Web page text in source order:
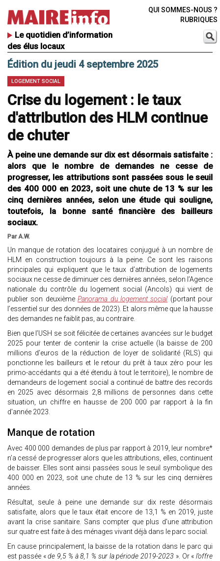
Le quotidien d’information
des élus locaux
QUI SOMMES-NOUS ?
RUBRIQUES
Édition du jeudi 4 septembre 2025
LOGEMENT SOCIAL
Crise du logement : le taux
d'attribution des HLM continue
de chuter
À peine une demande sur dix est désormais satisfaite :
alors que le nombre de demandes ne cesse de
progresser, les attributions sont passées sous le seuil
des 400 000 en 2023, soit une chute de 13 % sur les
cinq dernières années, selon une étude qui souligne,
toutefois, la bonne santé financière des bailleurs
sociaux.
Par A.W.
Un manque de rotation des locataires conjugué à un nombre de
HLM en construction toujours à la peine. Ce sont les raisons
principales qui expliquent que le taux d’attribution de logements
sociaux ne cesse de diminuer ces dernières années, selon l’Agence
nationale du contrôle du logement social (Ancols) qui vient de
publier son deuxièmePanorama du logement social (portant pour
l’essentiel sur des données de 2023). Et alors même que la hausse
des demandes ne faiblit pas, au contraire.
Bien que l’USH se soit félicitée de certaines avancées sur le budget
2025 pour tenter de contenir la crise actuelle (la baisse de 200
millions d’euros de la réduction de loyer de solidarité (RLS) qui
ponctionne les bailleurs et le retour du prêt à taux zéro pour les
primo-accédants qui a été étendu à tout le territoire), le nombre de
demandeurs de logement social a continué de battre des records
en 2025 avec désormais 2,8 millions de personnes dans cette
situation, un chiffre en hausse de 200 000 par rapport à la fin
d’année 2023.
Manque de rotation
Avec 400 000 demandes de plus par rapport à 2019, leur nombre*
n’a cessé de progresser alors que les attributions, elles, continuent
de baisser. Elles sont ainsi passées sous le seuil symbolique des
400 000 en 2023, soit une chute de 13 % sur les cinq dernières
années.
Résultat, seule à peine une demande sur dix reste désormais
satisfaite, alors que le taux était encore de 13,1 % en 2019, juste
avant la crise sanitaire. Sans compter que plus d'une attribution
sur quatre est faite à des ménages vivant déjà dans le parc social.
En cause principalement, la baisse de la rotation dans le parc qui
est passée «de 9,5 % à 8,1 % sur la période 2019-2023 ». Or « l’offre